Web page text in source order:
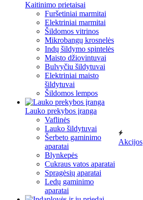
Kaitinimo prietaisai
Furšetiniai marmitai
Elektriniai marmitai
Šildomos vitrinos
Mikrobangų krosnelės
Indų šildymo spintelės
Maisto džiovintuvai
Bulvyčiu šildytuvai
Elektriniai maisto
šildytuvai
Šildomos lempos
Lauko prekybos įranga
Vaflinės
Lauko šildytuvai
Šerbeto gaminimo
aparatai
Blynkepės
Cukraus vatos aparatai
Spragėsių aparatai
Ledų gaminimo
aparatai
Akcijos